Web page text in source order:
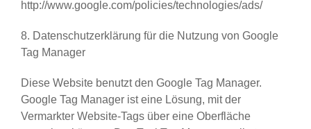
http://www.google.com/policies/technologies/ads/
8. Datenschutzerklärung für die Nutzung von Google
Tag Manager
Diese Website benutzt den Google Tag Manager.
Google Tag Manager ist eine Lösung, mit der
Vermarkter Website-Tags über eine Oberfläche